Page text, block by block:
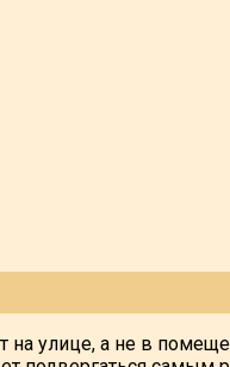
на улице, а не в